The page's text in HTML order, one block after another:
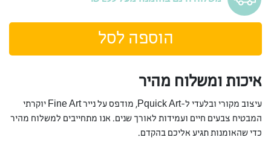
הוספה לסל
איכות ומשלוח מהיר
עיצוב מקורי ובלעדי ל-Pquick Art, מודפס על נייר Fine Art יוקרתי
המבטיח צבעים חיים ועמידות לאורך שנים. אנו מתחייבים למשלוח מהיר
כדי שהאומנות תגיע אליכם בהקדם.